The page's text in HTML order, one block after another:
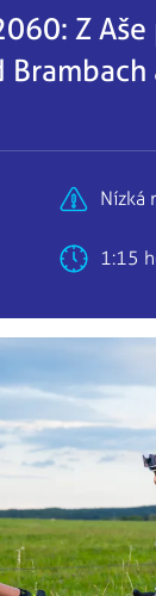
Z Aše
Brambach
Nízká
1:15